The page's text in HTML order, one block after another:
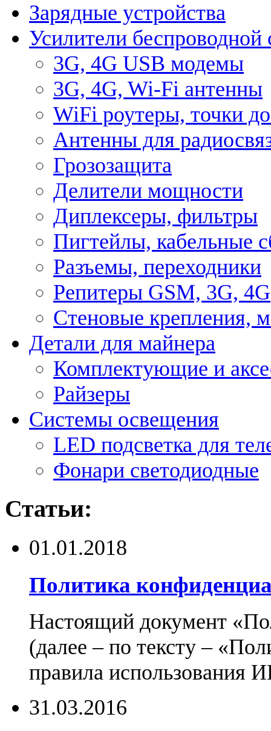
Зарядные устройства
Усилители беспроводной
3G, 4G USB модемы
3G, 4G, Wi-Fi антенны
WiFi роутеры, точки
Антенны для
Грозозащита
Делители мощности
Диплексеры, фильтры
Пигтейлы, кабельные
Разъемы, переходники
Репитеры GSM, 3G, 4G
Стеновые крепления,
Детали для майнера
Комплектующие и
Райзеры
Системы освещения
LED подсветка для
Фонари светодиодные
Статьи:
01.01.2018
Политика
Настоящий документ
(далее – по тексту –
правила использования
31.03.2016